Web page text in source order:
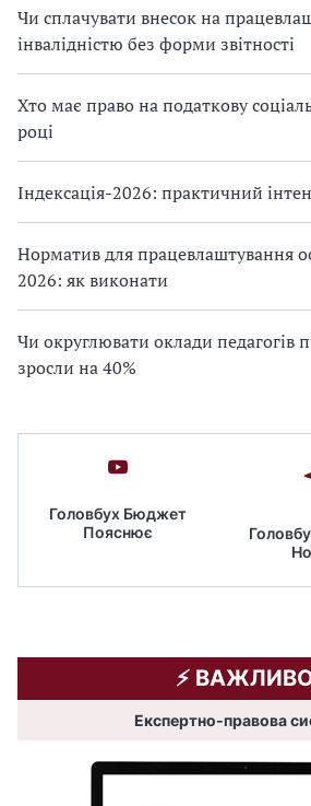
Чи сплачувати внесок на
інвалідністю без форми звітності
Хто має право на податкову
році
Індексація-2026: практичний
Норматив для працевлаштування
2026: як виконати
Чи округлювати оклади педагогів
зросли на 40%
Головбух Бюджет
Пояснює
⚡️
Експертно-правова